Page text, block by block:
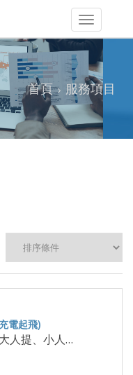
首頁 服務項目
企業人力提升計畫(大人提、小人提、充電起飛)